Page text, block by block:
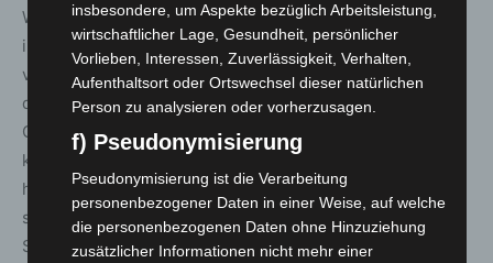
Wir treiben Frauengesundheit voran, denn sie ist noch
immer zu wenig erforscht. Das kann Leben kosten und
verursacht vielfach lange Leidenswege. Und wir wollen,
dass die Menschen wissen, dass sie unserem
Gesundheitssystem vertrauen und sich darauf verlassen
können. Veränderungen in der Versorgung dürfen die
hohe Qualität der medizinischen Behandlung nicht
schwächen, sondern müssen diese stärken. Dieses
Signal wird auch von der 100. GMK in Hessen ausgehen:
insbesondere, um Aspekte bezüglich Arbeitsleistung,
wirtschaftlicher Lage, Gesundheit, persönlicher
Vorlieben, Interessen, Zuverlässigkeit, Verhalten,
Aufenthaltsort oder Ortswechsel dieser natürlichen
Person zu analysieren oder vorherzusagen.
f) Pseudonymisierung
Pseudonymisierung ist die Verarbeitung
personenbezogener Daten in einer Weise, auf welche
die personenbezogenen Daten ohne Hinzuziehung
zusätzlicher Informationen nicht mehr einer